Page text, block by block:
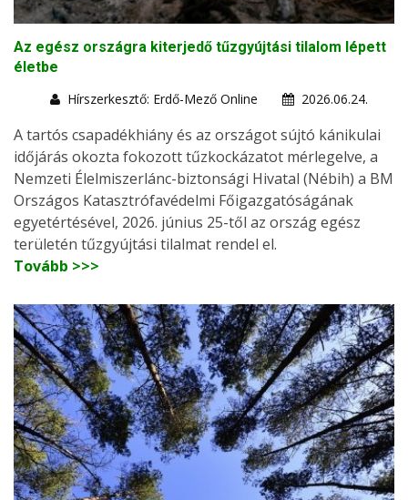
Az egész országra kiterjedő tűzgyújtási tilalom lépett
életbe
Hírszerkesztő: Erdő-Mező Online
2026.06.24.
A tartós csapadékhiány és az országot sújtó kánikulai
időjárás okozta fokozott tűzkockázatot mérlegelve, a
Nemzeti Élelmiszerlánc-biztonsági Hivatal (Nébih) a BM
Országos Katasztrófavédelmi Főigazgatóságának
egyetértésével, 2026. június 25-től az ország egész
területén tűzgyújtási tilalmat rendel el.
Tovább >>>